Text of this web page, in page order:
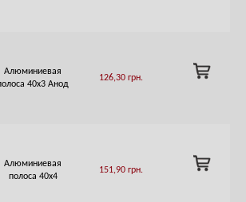
Алюминиевая
40х3 Анод
126,30 грн.
ADD
TO
Алюминиевая
полоса 40х4
151,90 грн.
ADD
TO